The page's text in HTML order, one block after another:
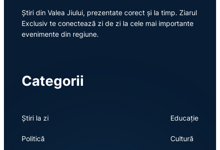
Știri din Valea Jiului, prezentate corect și la timp. Ziarul
Exclusiv te conectează zi de zi la cele mai importante
evenimente din regiune.
Categorii
Știri la zi
Politică
Educație
Cultură